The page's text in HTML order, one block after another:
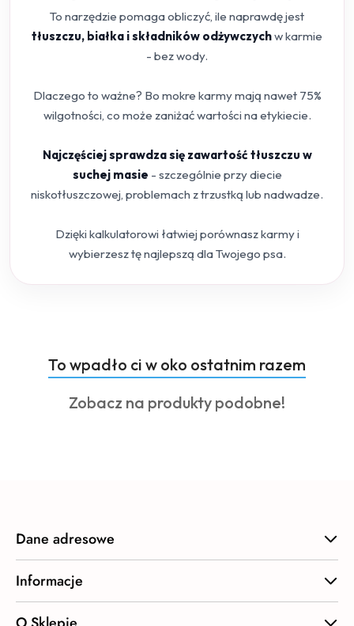
To narzędzie pomaga obliczyć, ile naprawdę jest
tłuszczu, białka i składników odżywczychw karmie
- bez wody.
Dlaczego to ważne? Bo mokre karmy mają nawet 75%
wilgotności, co może zaniżać wartości na etykiecie.
Najczęściej sprawdza się zawartość tłuszczu w
suchej masie - szczególnie przy diecie
niskotłuszczowej, problemach z trzustką lub nadwadze.
Dzięki kalkulatorowi łatwiej porównasz karmy i
wybierzesz tę najlepszą dla Twojego psa.
Pomiń karuzelę produktów
Produkty
o
statusie:
To wpadło ci w oko ostatnim razem
Produkty
Zobacz na produkty podobne!
Dane adresowe
Informacje